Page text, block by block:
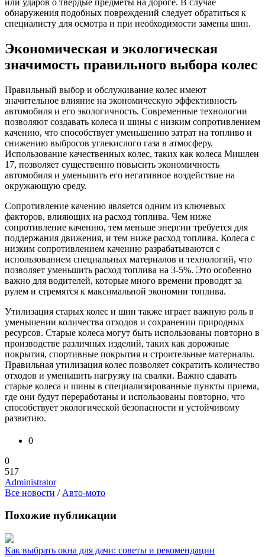
обнаружения подобных повреждений следует обратиться к
специалисту для осмотра и при необходимости замены шин.
Экономическая и экологическая
значимость правильного выбора колес
Правильный выбор и обслуживание колес имеют
значительное влияние на экономическую эффективность
автомобиля и его экологичность. Современные технологии
позволяют создавать колеса и шины с низким сопротивлением
качению, что способствует уменьшению затрат на топливо и
снижению выбросов углекислого газа в атмосферу.
Использование качественных колес, таких как колеса Мишлен
17, позволяет существенно повысить экономичность
автомобиля и уменьшить его негативное воздействие на
окружающую среду.
Сопротивление качению является одним из ключевых
факторов, влияющих на расход топлива. Чем ниже
сопротивление качению, тем меньше энергии требуется для
поддержания движения, и тем ниже расход топлива. Колеса с
низким сопротивлением качению разрабатываются с
использованием специальных материалов и технологий, что
позволяет уменьшить расход топлива на 3-5%. Это особенно
важно для водителей, которые много времени проводят за
рулем и стремятся к максимальной экономии топлива.
Утилизация старых колес и шин также играет важную роль в
уменьшении количества отходов и сохранении природных
ресурсов. Старые колеса могут быть использованы повторно в
производстве различных изделий, таких как дорожные
покрытия, спортивные покрытия и строительные материалы.
Правильная утилизация колес позволяет сократить количество
отходов и уменьшить нагрузку на свалки. Важно сдавать
старые колеса и шины в специализированные пункты приема,
где они будут переработаны и использованы повторно, что
способствует экологической безопасности и устойчивому
развитию.
0
0
517
Administrator
Все новости / Авто-мото
Похожие публикации
Как выбрать окна для дачи: советы и рекомендации